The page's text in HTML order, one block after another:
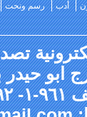
أدب رسم ونحت
ابو
٣٠٥٩٩٢